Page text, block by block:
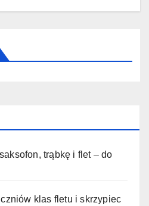
trąbkę i flet – do
klas fletu i skrzypiec